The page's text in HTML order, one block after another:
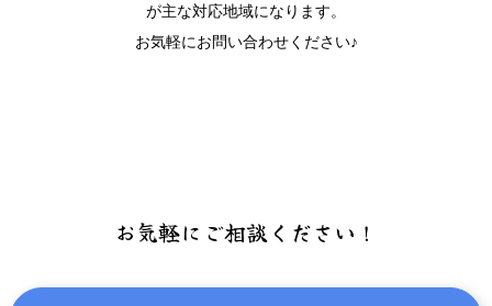
が主な対応地域になります。
お気軽にお問い合わせください♪
お気軽にご相談ください！